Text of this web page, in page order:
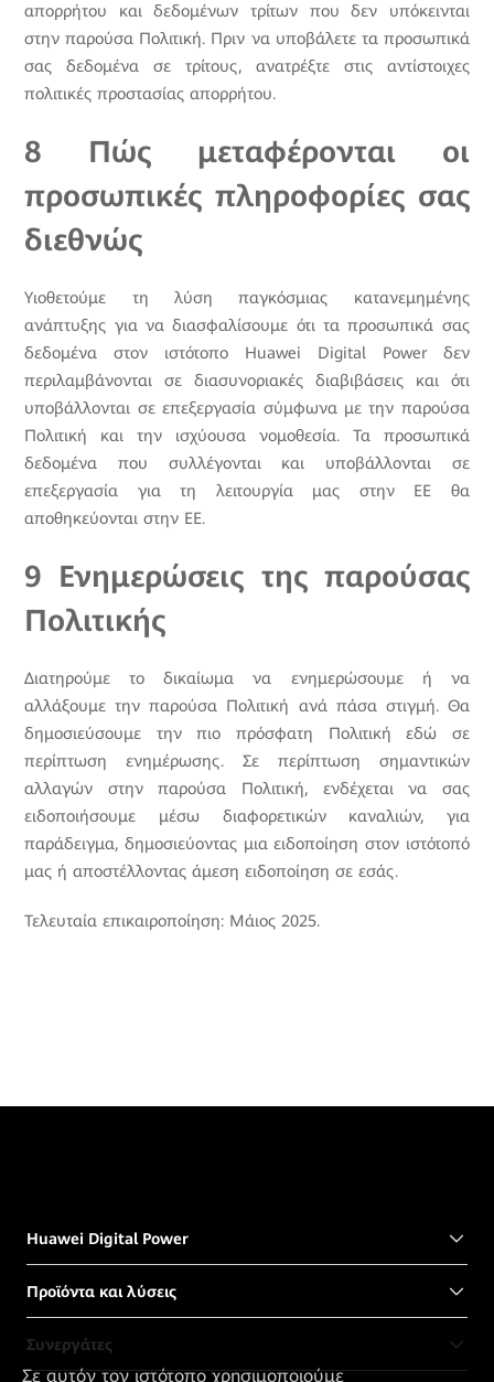
απορρήτου και δεδομένων τρίτων που δεν υπόκεινται
στην παρούσα Πολιτική. Πριν να υποβάλετε τα προσωπικά
σας δεδομένα σε τρίτους, ανατρέξτε στις αντίστοιχες
πολιτικές προστασίας απορρήτου.
8 Πώς μεταφέρονται οι
προσωπικές πληροφορίες σας
διεθνώς
Υιοθετούμε τη λύση παγκόσμιας κατανεμημένης
ανάπτυξης για να διασφαλίσουμε ότι τα προσωπικά σας
δεδομένα στον ιστότοπο Huawei Digital Power δεν
περιλαμβάνονται σε διασυνοριακές διαβιβάσεις και ότι
υποβάλλονται σε επεξεργασία σύμφωνα με την παρούσα
Πολιτική και την ισχύουσα νομοθεσία. Τα προσωπικά
δεδομένα που συλλέγονται και υποβάλλονται σε
επεξεργασία για τη λειτουργία μας στην ΕΕ θα
αποθηκεύονται στην ΕΕ.
9 Ενημερώσεις της παρούσας
Πολιτικής
Διατηρούμε το δικαίωμα να ενημερώσουμε ή να
αλλάξουμε την παρούσα Πολιτική ανά πάσα στιγμή. Θα
δημοσιεύσουμε την πιο πρόσφατη Πολιτική εδώ σε
περίπτωση ενημέρωσης. Σε περίπτωση σημαντικών
αλλαγών στην παρούσα Πολιτική, ενδέχεται να σας
ειδοποιήσουμε μέσω διαφορετικών καναλιών, για
παράδειγμα, δημοσιεύοντας μια ειδοποίηση στον ιστότοπό
μας ή αποστέλλοντας άμεση ειδοποίηση σε εσάς.
Τελευταία επικαιροποίηση: Μάιος 2025.
Huawei Digital Power
Προϊόντα και λύσεις
Συνεργάτες
Σε αυτόν τον ιστότοπο χρησιμοποιούμε